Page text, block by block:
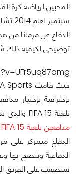
سبتمبر لعام 2014 تشاركنا
الدفاع عن مرمانا من
توضيحى لكيفية ذلك
بلعبة FIFA 15 والذى يمكنك رؤيتها من بالدخول لهذا الرابط
مدافعين بلعبة FIFA 15
الدفاع متمركز
الدفاعية وينصح بها
سيصعب على الفريق